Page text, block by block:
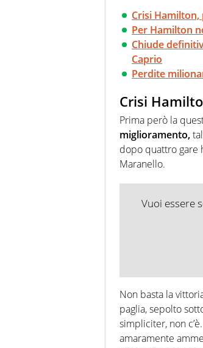
Crisi
Per Hamilton
Chiude
Caprio
Perdite
Crisi
Prima però la
miglioramento,
dopo quattro gare
Maranello.
Vuoi essere
Non basta la
paglia, sepolto
simpliciter, non
amaramente